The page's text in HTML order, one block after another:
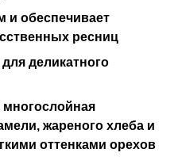
и обеспечивает
ресниц
деликатного
жареного хлеба и
оттенками орехов